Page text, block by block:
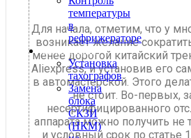
температуры
в
рефрижераторе
Тахография
Установка
тахографов
Замена
блока
СКЗИ
(НКМ)
Для начала, отметим, что у
возникает желание
менее дорогой китайский
Aliexpress, и установив его
в автомастерской. Этого
не стоит. Во-первых,
несертифицированного
аппарата можно получить не
и условный срок по статье